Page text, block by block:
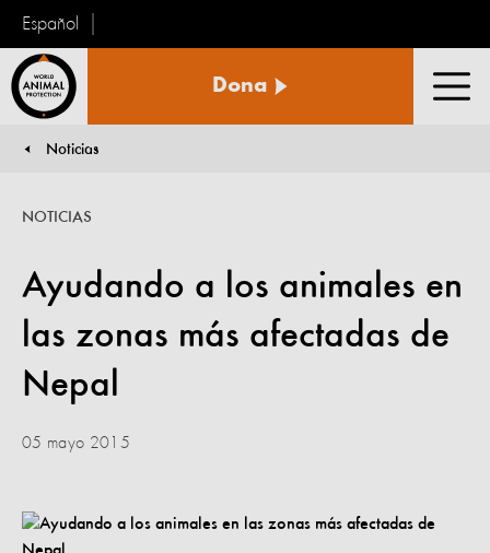
Español
Animal
Dona
Noticias
Ayudando a los animales en
las zonas más afectadas de
Nepal
NOTICIAS
05 mayo 2015